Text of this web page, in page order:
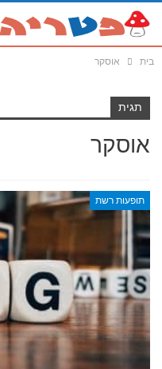
בית אוסקר
תגית
אוסקר
תופעות רשת